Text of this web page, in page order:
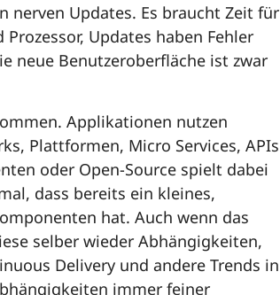
nerven Updates. Es braucht Zeit für
Updates haben Fehler
neue Benutzeroberfläche ist zwar
Applikationen nutzen
Plattformen, Micro Services, APIs
oder Open-Source spielt dabei
dass bereits ein kleines,
hat. Auch wenn das
selber wieder Abhängigkeiten,
Delivery und andere Trends in
immer feiner